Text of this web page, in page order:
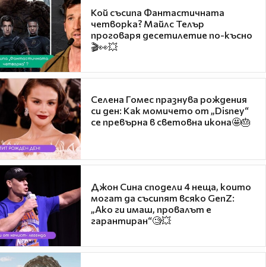
Кой съсипа Фантастичната
четворка? Майлс Телър
проговаря десетилетие по-късно
🎬👀💥
Селена Гомес празнува рождения
си ден: Как момичето от „Disney“
се превърна в световна икона🤩🎂
Джон Сина сподели 4 неща, които
могат да съсипят всяко GenZ:
„Ако ги имаш, провалът е
гарантиран“🧐💥